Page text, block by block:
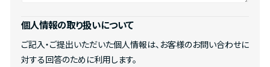
個人情報の取り扱いについて
ご記入・ご提出いただいた個人情報は、お客様のお問い合わせに
対する回答のために利用します。